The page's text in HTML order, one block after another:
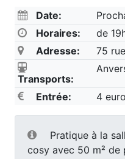
Date:
Horaires:
de
Adresse:
75
Transports:
Entrée: 4
Pratique à la
cosy avec 50 m² de